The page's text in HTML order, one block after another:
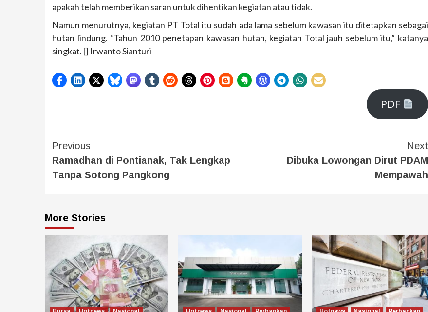
apakah telah memberikan saran untuk dihentikan kegiatan atau tidak.
Namun menurutnya, kegiatan PT Total itu sudah ada lama sebelum kawasan itu ditetapkan sebagai
hutan lindung. “Tahun 2010 penetapan kawasan hutan, kegiatan Total jauh sebelum itu,” katanya
singkat. [] Irwanto Sianturi
PDF
Previous
Ramadhan di Pontianak, Tak Lengkap
Tanpa Sotong Pangkong
Next
Dibuka Lowongan Dirut PDAM
Mempawah
More Stories